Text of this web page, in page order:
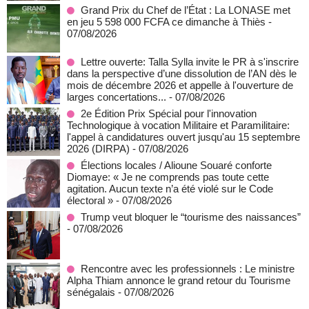
Grand Prix du Chef de l’État : La LONASE met
en jeu 5 598 000 FCFA ce dimanche à Thiès -
07/08/2026
Lettre ouverte: Talla Sylla invite le PR à s'inscrire
dans la perspective d’une dissolution de l’AN dès le
mois de décembre 2026 et appelle à l'ouverture de
larges concertations... - 07/08/2026
2e Édition Prix Spécial pour l'innovation
Technologique à vocation Militaire et Paramilitaire:
l'appel à candidatures ouvert jusqu'au 15 septembre
2026 (DIRPA) - 07/08/2026
Élections locales / Alioune Souaré conforte
Diomaye: « Je ne comprends pas toute cette
agitation. Aucun texte n’a été violé sur le Code
électoral » - 07/08/2026
Trump veut bloquer le “tourisme des naissances”
- 07/08/2026
Rencontre avec les professionnels : Le ministre
Alpha Thiam annonce le grand retour du Tourisme
sénégalais - 07/08/2026